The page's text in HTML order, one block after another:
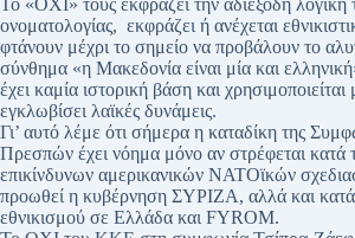
Το «ΟΧΙ» τους εκφράζει την αδιέξοδη λογική
ονοματολογίας, εκφράζει ή ανέχεται
φτάνουν μέχρι το σημείο να προβάλουν το
σύνθημα «η Μακεδονία είναι μία και
έχει καμία ιστορική βάση και χρησιμοποιείται
εγκλωβίσει λαϊκές δυνάμεις.
Γι’ αυτό λέμε ότι σήμερα η καταδίκη της
Πρεσπών έχει νόημα μόνο αν στρέφεται κατά
επικίνδυνων αμερικανικών ΝΑΤΟϊκών
προωθεί η κυβέρνηση ΣΥΡΙΖΑ, αλλά και
εθνικισμού σε Ελλάδα και FYROM.